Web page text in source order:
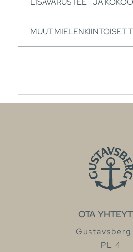
MUUT MIELENKIINTOISET
OTA
Gustavsberg
PL 4